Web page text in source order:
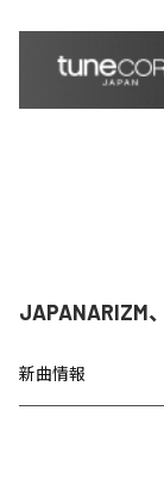
JAPANARIZM
新曲情報